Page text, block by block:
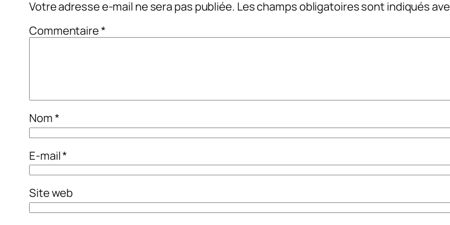
Votre adresse e-mail ne sera pas publiée. Les champs obligatoires sont indiqués
Commentaire*
Nom*
E-mail*
Site web